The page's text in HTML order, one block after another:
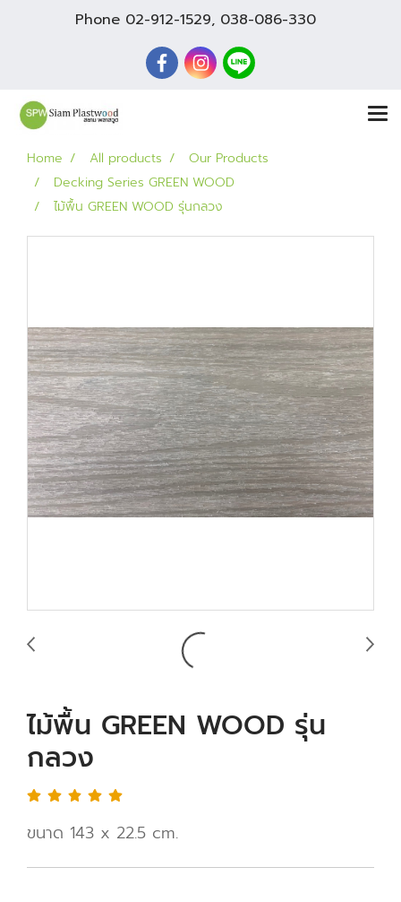
Phone 02-912-1529, 038-086-330
Home All products
Our Products
Decking Series GREEN WOOD
ไม้พื้น GREEN WOOD รุ่นกลวง
ไม้พื้น GREEN WOOD รุ่น
กลวง
ขนาด 143 x 22.5 cm.